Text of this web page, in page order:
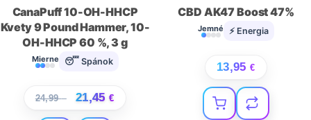
CanaPuff 10-OH-HHCP
Kvety 9 Pound Hammer, 10-
OH-HHCP 60 %, 3 g
Mierne 😴 Spánok
24,99€ 21,45 €
CBD AK47 Boost 47%
Jemné ⚡ Energia
13,95 €